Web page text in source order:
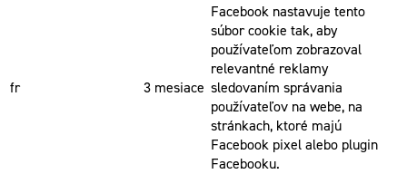
fr 3 mesiace
Facebook nastavuje tento
súbor cookie tak, aby
používateľom zobrazoval
relevantné reklamy
sledovaním správania
používateľov na webe, na
stránkach, ktoré majú
Facebook pixel alebo plugin
Facebooku.